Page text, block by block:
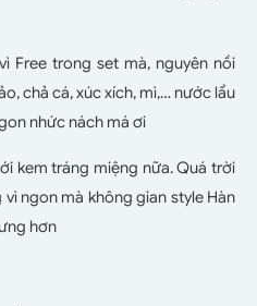
Free trong set mà, nguyên nồi
chả cá, xúc xích, mì,… nước lẩu
nhức nách má ơi
kem tráng miệng nữa. Quá trời
ngon mà không gian style Hàn
hơn